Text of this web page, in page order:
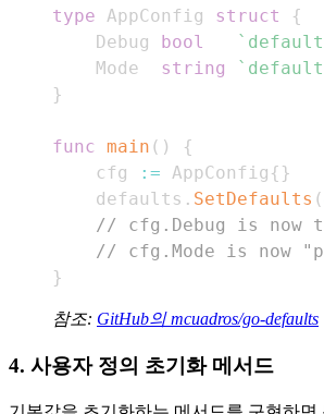
type AppConfig struct
{
    Debug
bool
    Mode
string
}
func main ( )
{
    cfg
:= AppConfig { }
    defaults
. SetDefaults (
// cfg.Debug is now
// cfg.Mode is now
}
참조: GitHub의 mcuadros/go-defaults
4. 사용자 정의 초기화 메서드